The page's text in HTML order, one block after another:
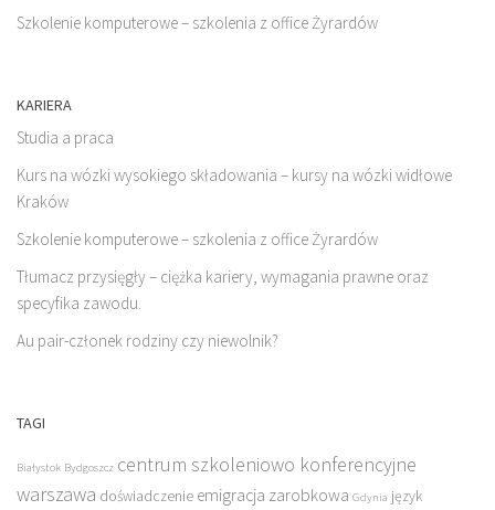
Szkolenie komputerowe – szkolenia z office Żyrardów
KARIERA
Studia a praca
Kurs na wózki wysokiego składowania – kursy na wózki widłowe
Kraków
Szkolenie komputerowe – szkolenia z office Żyrardów
Tłumacz przysięgły – ciężka kariery, wymagania prawne oraz
specyfika zawodu.
Au pair-członek rodziny czy niewolnik?
TAGI
Białystok Bydgoszcz centrum szkoleniowo konferencyjne
warszawa doświadczenie emigracja zarobkowa Gdynia język